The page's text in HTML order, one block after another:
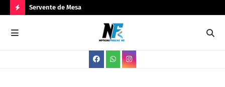
O
Servente de Mesa